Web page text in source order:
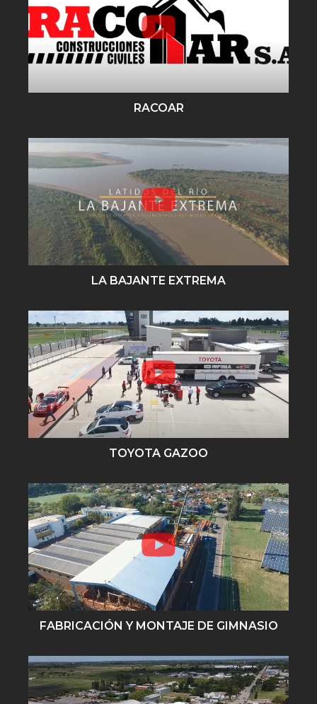
RACOAR
LA BAJANTE EXTREMA
TOYOTA GAZOO
FABRICACIÓN Y MONTAJE DE GIMNASIO